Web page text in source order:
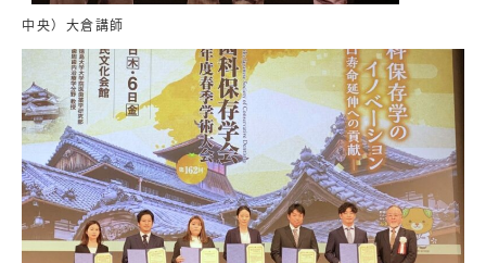
中央）大倉講師